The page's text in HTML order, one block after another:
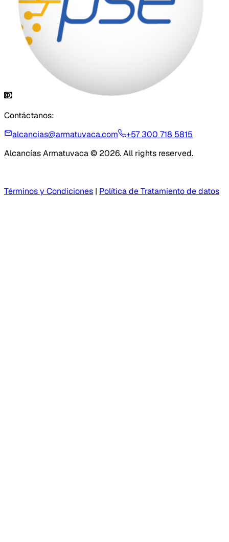
Contáctanos:
alcancias@armatuvaca.com
+57 300 718 5815
Alcancías Armatuvaca © 2026. All rights reserved.
Términos y Condiciones | Política de Tratamiento de datos